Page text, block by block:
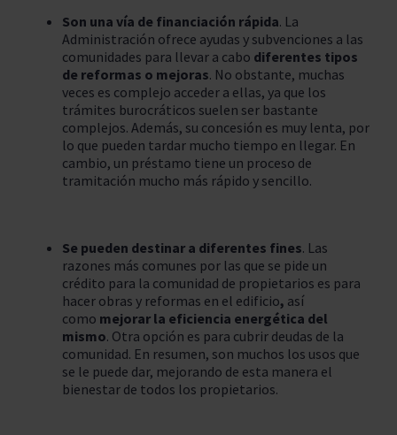
Son una vía de financiación rápida. La
Administración ofrece ayudas y subvenciones a las
comunidades para llevar a cabo diferentes tipos
de reformas o mejoras. No obstante, muchas
veces es complejo acceder a ellas, ya que los
trámites burocráticos suelen ser bastante
complejos. Además, su concesión es muy lenta, por
lo que pueden tardar mucho tiempo en llegar. En
cambio, un préstamo tiene un proceso de
tramitación mucho más rápido y sencillo.
Se pueden destinar a diferentes fines. Las
razones más comunes por las que se pide un
crédito para la comunidad de propietarios es para
hacer obras y reformas en el edificio, así
como mejorar la eficiencia energética del
mismo. Otra opción es para cubrir deudas de la
comunidad. En resumen, son muchos los usos que
se le puede dar, mejorando de esta manera el
bienestar de todos los propietarios.